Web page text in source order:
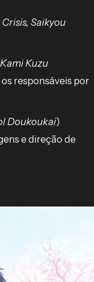
Saikyou
Kami Kuzu
os responsáveis por
Doukoukai)
e direção de